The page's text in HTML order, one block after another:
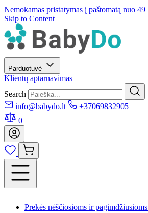
Nemokamas pristatymas į paštomatą nuo 49
Skip to Content
Parduotuvė
Klientų aptarnavimas
Search
info@babydo.lt
+37069832905
0
Prekės nėščiosioms ir pagimdžiusioms